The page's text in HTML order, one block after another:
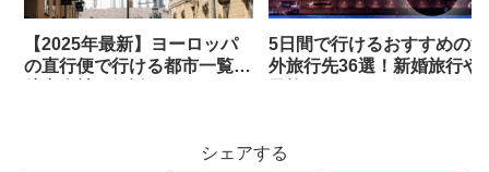
【2025年最新】ヨーロッパ
の直行便で行ける都市一覧！
5日間で行けるおすすめの海
外旅行先36選！新婚旅行や
シェアする